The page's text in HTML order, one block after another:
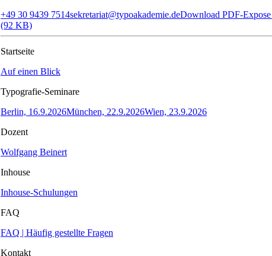
+49 30 9439 7514sekretariat@typoakademie.deDownload PDF-
(92 KB)
Startseite
Auf einen Blick
Typografie-Seminare
Berlin, 16.9.2026München, 22.9.2026Wien, 23.9.2026
Dozent
Wolfgang Beinert
Inhouse
Inhouse-Schulungen
FAQ
FAQ | Häufig gestellte Fragen
Kontakt